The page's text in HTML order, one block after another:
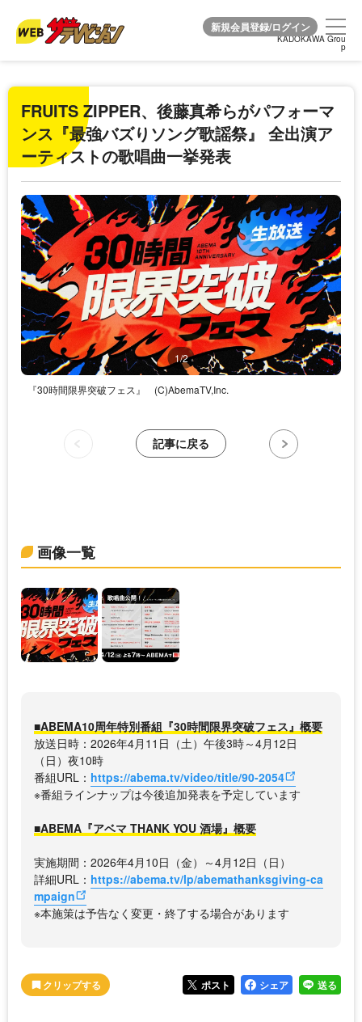
KADOKAWA Grou
p
KADOKAWA Grou
p
FRUITS ZIPPER、後藤真希らがパフォーマ
ンス『最強バズりソング歌謡祭』 全出演ア
ーティストの歌唱曲一挙発表
1/2
『30時間限界突破フェス』 (C)AbemaTV,Inc.
記事に戻る
画像一覧
■ABEMA10周年特別番組『30時間限界突破フェス』概要
放送日時：2026年4月11日（土）午後3時～4月12日
（日）夜10時
番組URL： https://abema.tv/video/title/90-2054
※番組ラインナップは今後追加発表を予定しています
■ABEMA『アベマ THANK YOU 酒場』概要
実施期間：2026年4月10日（金）～4月12日（日）
詳細URL： https://abema.tv/lp/abemathanksgiving-ca
mpaign
※本施策は予告なく変更・終了する場合があります
ポスト シェア 送る